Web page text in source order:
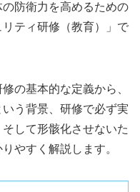
防衛力を高めるための
ティ研修（教育）」で
の基本的な定義から、
う背景、研修で必ず実
して形骸化させないた
やすく解説します。